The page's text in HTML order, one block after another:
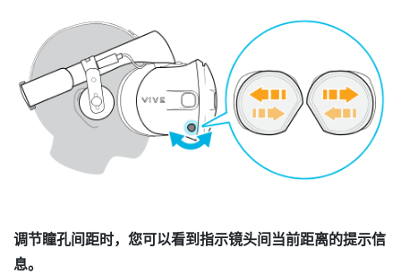
调节瞳孔间距时，您可以看到指示镜头间当前距离的提示信
息。